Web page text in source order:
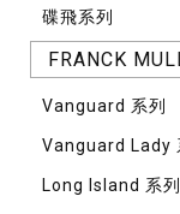
碟飛系列
FRANCK
Vanguard 系列
Vanguard Lady
Long Island 系列